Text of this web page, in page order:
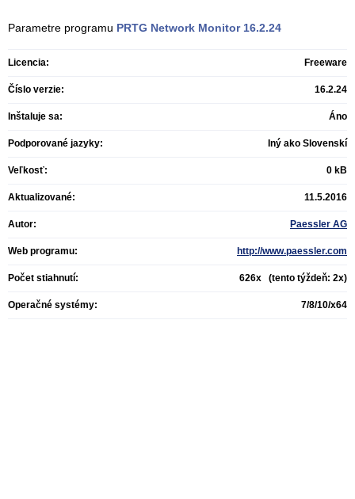
Parametre programu PRTG Network Monitor 16.2.24
Licencia: Freeware
Číslo verzie: 16.2.24
Inštaluje sa: Áno
Podporované jazyky: Iný ako Slovenskí
Veľkosť: 0 kB
Aktualizované: 11.5.2016
Autor: Paessler AG
Web programu: http://www.paessler.com
Počet stiahnutí: 626x (tento týždeň: 2x)
Operačné systémy: 7/8/10/x64